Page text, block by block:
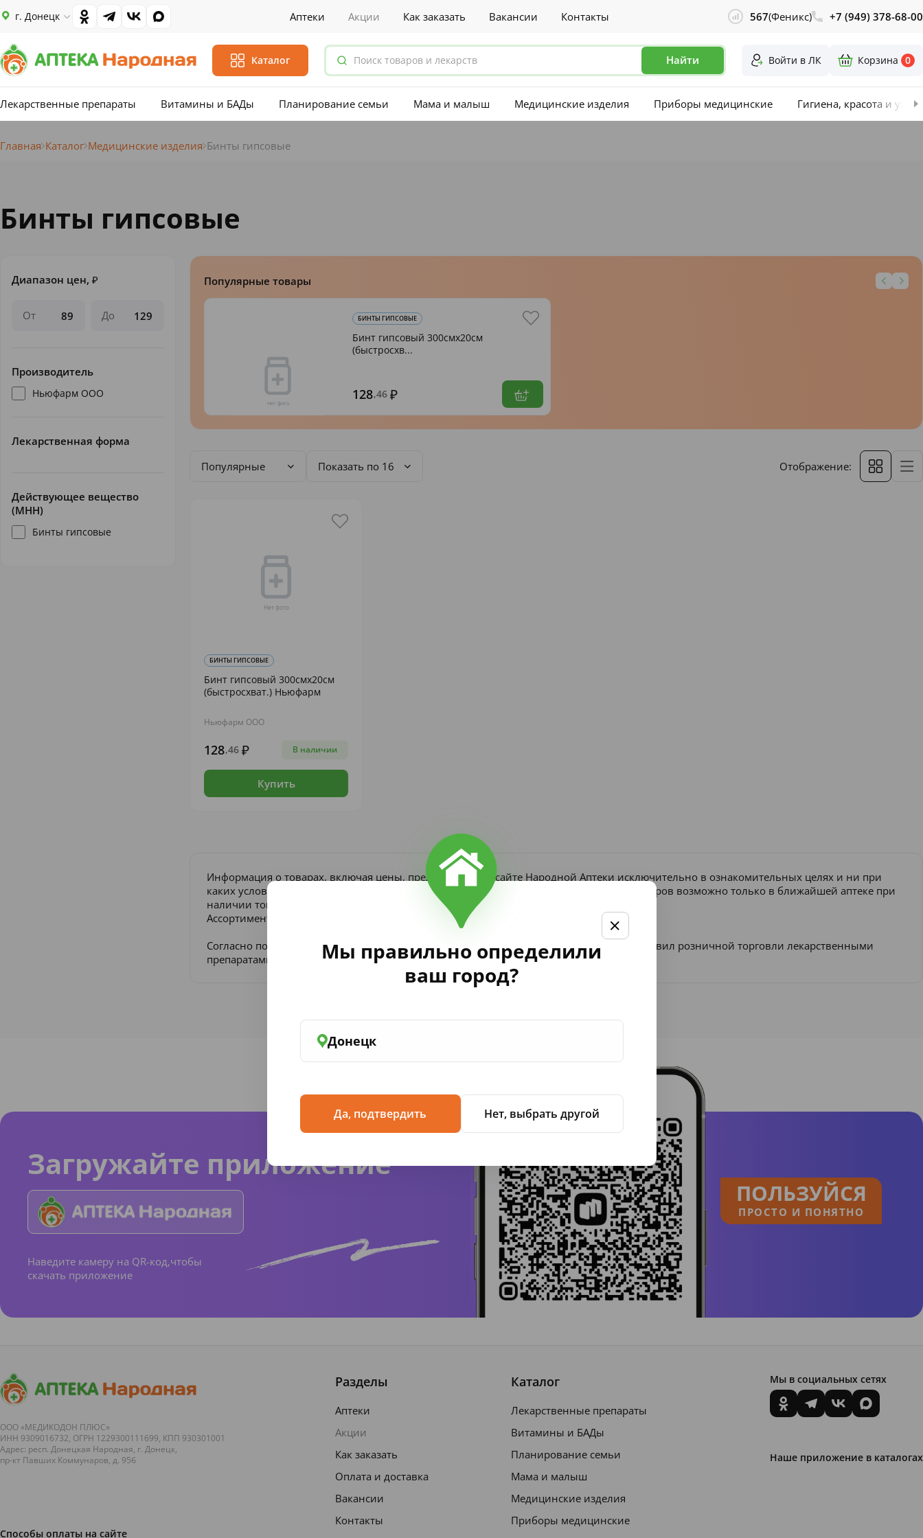
г. Донецк Аптеки Акции Как заказать Вакансии Контакты 567(Феникс) +7 (949) 378-68-00
Каталог Найти Войти в ЛК Корзина 0
Лекарственные препараты Витамины и БАДы Планирование семьи Мама и малыш Медицинские изделия Приборы медицинские Гигиена, красота и уход
Мы правильно определили
ваш город?
Донецк
Да, подтвердить Нет, выбрать другой
Главная Каталог Медицинские изделия Бинты гипсовые
Бинты гипсовые
Диапазон цен, ₽
От До
Производитель
Ньюфарм ООО
Лекарственная форма
Действующее вещество
(МНН)
Бинты гипсовые
Популярные товары
БИНТЫ ГИПСОВЫЕ
Бинт гипсовый 300смх20см
(быстросхв...
128,46
Популярные Показать по 16 Отображение:
БИНТЫ ГИПСОВЫЕ
Бинт гипсовый 300смх20см
(быстросхват.) Ньюфарм
Ньюфарм ООО
128,46 В наличии
Купить
Информация о товарах, включая цены, представлена на сайте Народной Аптеки исключительно в ознакомительных целях и ни при
каких условиях не является публичной офертой согласно ст. 437 ГК РФ. Получение товаров возможно только в ближайшей аптеке при
наличии товара и предъявлении рецепта, если он требуется по закону.
Ассортимент товаров, участвующих в акциях и скидках, ограничен и может изменяться.
Согласно постановлению Правительства РФ от 16 мая 2020 №697 «Об утверждении Правил розничной торговли лекарственными
препаратами в Российской Федерации».
Загружайте приложение
Наведите камеру на QR-код,чтобы
скачать приложение
ПОЛЬЗУЙСЯ
ПРОСТО И ПОНЯТНО
ООО «МЕДИКОДОН ПЛЮС»
ИНН 9309016732, ОГРН 1229300111699, КПП 930301001
Адрес: респ. Донецкая Народная, г. Донецк,
пр-кт Павших Коммунаров, д. 95б
Способы оплаты на сайте
Разделы
Аптеки
Акции
Как заказать
Оплата и доставка
Вакансии
Контакты
Каталог
Лекарственные препараты
Витамины и БАДы
Планирование семьи
Мама и малыш
Медицинские изделия
Приборы медицинские
Мы в социальных сетях
Наше приложение в каталогах